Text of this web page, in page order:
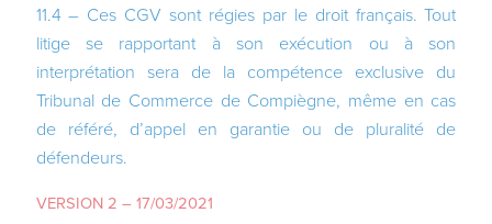
11.4 – Ces CGV sont régies par le droit français. Tout
litige se rapportant à son exécution ou à son
interprétation sera de la compétence exclusive du
Tribunal de Commerce de Compiègne, même en cas
de référé, d’appel en garantie ou de pluralité de
défendeurs.
VERSION 2 – 17/03/2021